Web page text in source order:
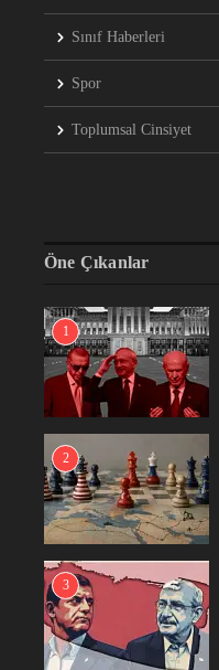
Sınıf Haberleri
Spor
Toplumsal Cinsiyet
Öne Çıkanlar
1
2
3